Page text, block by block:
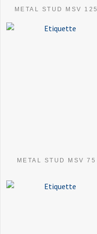
METAL STUD MSV 125
METAL STUD MSV 75